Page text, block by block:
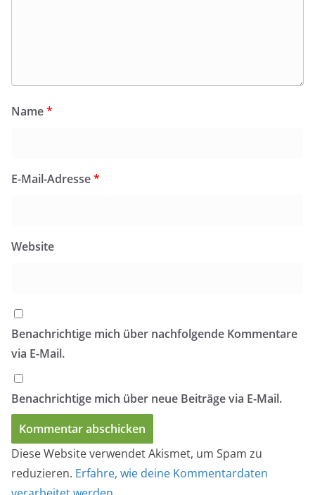
Name*
E-Mail-Adresse*
Website
Benachrichtige mich über nachfolgende Kommentare
via E-Mail.
Benachrichtige mich über neue Beiträge via E-Mail.
Diese Website verwendet Akismet, um Spam zu
reduzieren. Erfahre, wie deine Kommentardaten